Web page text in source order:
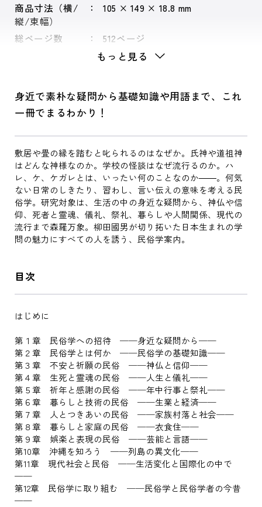
商品寸法（横/
縦/束幅）
105 × 149 × 18.8 mm
総ページ数 512ページ
もっと見る
身近で素朴な疑問から基礎知識や用語まで、これ
一冊でまるわかり！
敷居や畳の縁を踏むと叱られるのはなぜか。氏神や道祖神
はどんな神様なのか。学校の怪談はなぜ流行るのか。ハ
レ、ケ、ケガレとは、いったい何のことなのか――。何気
ない日常のしきたり、習わし、言い伝えの意味を考える民
俗学。研究対象は、生活の中の身近な疑問から、神仏や信
仰、死者と霊魂、儀礼、祭礼、暮らしや人間関係、現代の
流行まで森羅万象。柳田國男が切り拓いた日本生まれの学
問の魅力にすべての人を誘う、民俗学案内。
目次
はじめに
第１章 民俗学への招待 ──身近な疑問から──
第２章 民俗学とは何か ──民俗学の基礎知識──
第３章 不安と祈願の民俗 ──神仏と信仰──
第４章 生死と霊魂の民俗 ──人生と儀礼──
第５章 祈年と感謝の民俗 ──年中行事と祭礼──
第６章 暮らしと技術の民俗 ──生業と経済──
第７章 人とつきあいの民俗 ──家族村落と社会──
第８章 暮らしと家庭の民俗 ──衣食住──
第９章 娯楽と表現の民俗 ──芸能と言語──
第10章 沖縄を知ろう ──列島の異文化──
第11章 現代社会と民俗 ──生活変化と国際化の中で
──
第12章 民俗学に取り組む ──民俗学と民俗学者の今昔
──